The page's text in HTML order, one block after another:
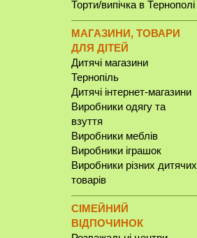
Торти/випічка в Тернополі
МАГАЗИНИ, ТОВАРИ
ДЛЯ ДІТЕЙ
Дитячі магазини
Тернопіль
Дитячі інтернет-магазини
Виробники одягу та
взуття
Виробники меблів
Виробники іграшок
Виробники різних дитячих
товарів
СІМЕЙНИЙ
ВІДПОЧИНОК